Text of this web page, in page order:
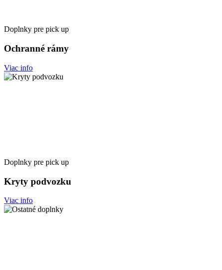
Doplnky pre pick up
Ochranné rámy
Viac info
Doplnky pre pick up
Kryty podvozku
Viac info